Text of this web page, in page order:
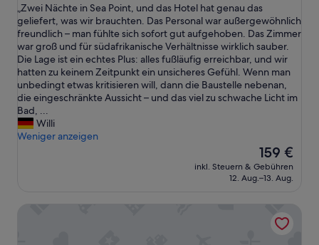
10,
Außergewöhnlich,
(285
Bewertungen)
„
Z
w
e
i
N
ä
c
h
t
e
„Zwei Nächte in Sea Point, und das Hotel hat genau das
geliefert, was wir brauchten. Das Personal war außergewöhnlich
freundlich – man fühlte sich sofort gut aufgehoben. Das Zimmer
war groß und für südafrikanische Verhältnisse wirklich sauber.
Die Lage ist ein echtes Plus: alles fußläufig erreichbar, und wir
hatten zu keinem Zeitpunkt ein unsicheres Gefühl. Wenn man
unbedingt etwas kritisieren will, dann die Baustelle nebenan,
die eingeschränkte Aussicht – und das viel zu schwache Licht im
Bad, ...
Willi
Weniger anzeigen
Der
Preis
beträgt
159 €
inkl. Steuern & Gebühren
12. Aug.–13. Aug.